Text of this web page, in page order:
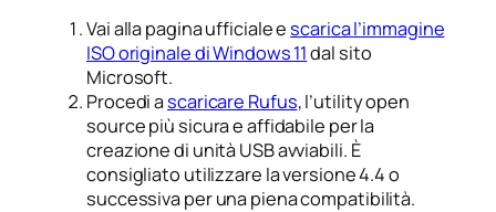
Vai alla pagina ufficiale escarica l’immagine
ISO originale di Windows 11dal sito
Microsoft.
Procedi ascaricare Rufus, l’utility open
source più sicura e affidabile per la
creazione di unità USB avviabili. È
consigliato utilizzare la versione 4.4 o
successiva per una piena compatibilità.